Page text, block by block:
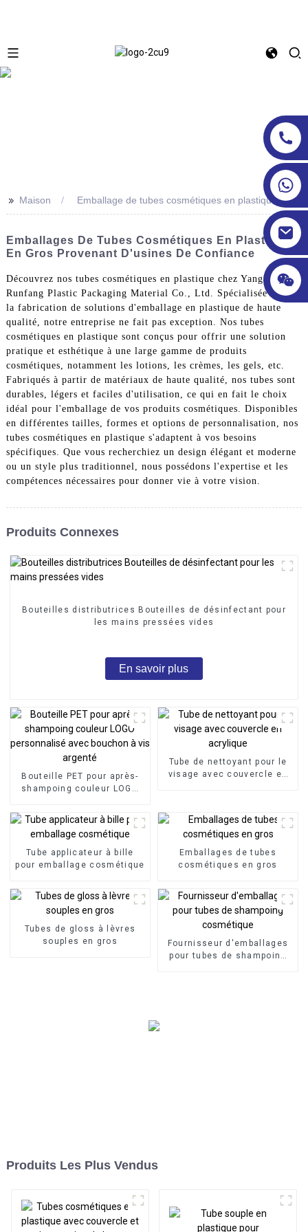
>> Maison Emballage de tubes cosmétiques en plastique
Emballages De Tubes Cosmétiques En Plastique
En Gros Provenant D'usines De Confiance
Découvrez nos tubes cosmétiques en plastique chez Yangzhou
Runfang Plastic Packaging Material Co., Ltd. Spécialisée dans
la fabrication de solutions d'emballage en plastique de haute
qualité, notre entreprise ne fait pas exception. Nos tubes
cosmétiques en plastique sont conçus pour offrir une solution
pratique et esthétique à une large gamme de produits
cosmétiques, notamment les lotions, les crèmes, les gels, etc.
Fabriqués à partir de matériaux de haute qualité, nos tubes sont
durables, légers et faciles d'utilisation, ce qui en fait le choix
idéal pour l'emballage de vos produits cosmétiques. Disponibles
en différentes tailles, formes et options de personnalisation, nos
tubes cosmétiques en plastique s'adaptent à vos besoins
spécifiques. Que vous recherchiez un design élégant et moderne
ou un style plus traditionnel, nous possédons l'expertise et les
compétences nécessaires pour donner vie à votre vision.
Produits Connexes
Bouteilles distributrices Bouteilles de désinfectant pour
les mains pressées vides
En savoir plus
Bouteille PET pour après-
shampoing couleur LOGO
à vis argenté
Tube de nettoyant pour le
visage avec couvercle en
Tube applicateur à bille
pour emballage cosmétique
Emballages de tubes
cosmétiques en gros
Tubes de gloss à lèvres
souples en gros
Fournisseur d'emballages
pour tubes de shampoing
Produits Les Plus Vendus